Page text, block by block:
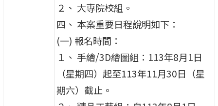
２、 大專院校組。
四、 本案重要日程說明如下：
(一) 報名時間：
１、 手繪/3D繪圖組：113年8月1日
（星期四）起至113年11月30日（星
期六）截止。